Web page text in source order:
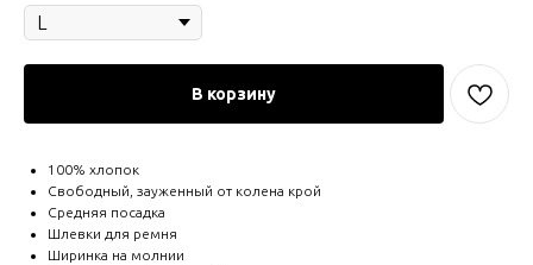
В корзину
100% хлопок
Свободный, зауженный от колена крой
Средняя посадка
Шлевки для ремня
Ширинка на молнии